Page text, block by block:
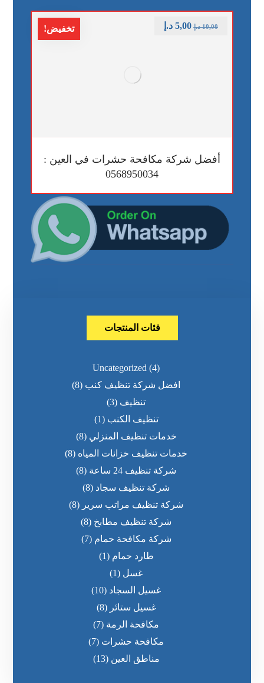
تخفيض!
أفضل شركة مكافحة حشرات في العين :
0568950034
10,00 د.إ 5,00 د.إ
فئات المنتجات
Uncategorized (4)
افضل شركة تنظيف كنب (8)
تنظيف (3)
تنظيف الكنب (1)
خدمات تنظيف المنزلي (8)
خدمات تنظيف خزانات المياه (8)
شركة تنظيف 24 ساعة
(8)
شركة تنظيف سجاد (8)
شركة تنظيف مراتب سرير (8)
شركة تنظيف مطابخ (8)
شركة مكافحة حمام (7)
طارد حمام (1)
غسل (1)
غسيل السجاد (10)
غسيل ستائر (8)
مكافحة الرمة (7)
مكافحة حشرات (7)
مناطق العين (13)